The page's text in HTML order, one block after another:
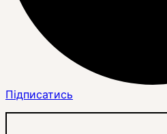
Підписатись